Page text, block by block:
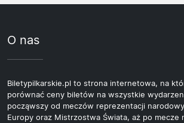
O nas
Biletypilkarskie.pl to strona internetowa, na
porównać ceny biletów na wszystkie
począwszy od meczów reprezentacji
Europy oraz Mistrzostwa Świata, aż po mecze